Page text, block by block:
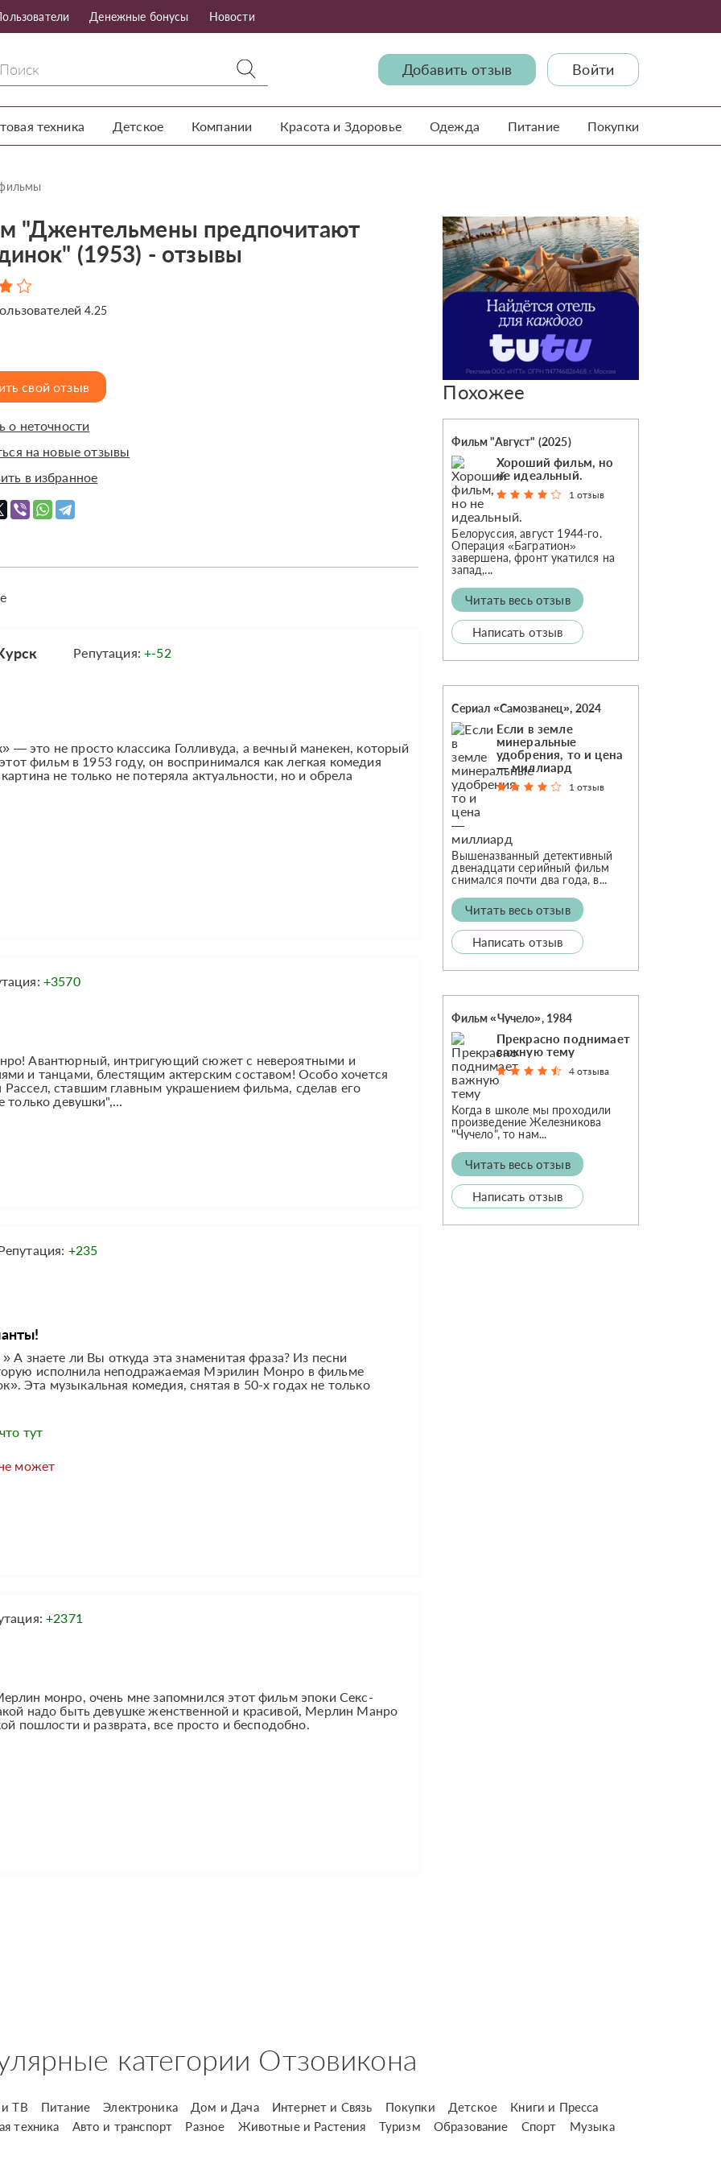
Денежные бонусы Новости
Добавить отзыв Войти
техника Детское Компании Красота и Здоровье Одежда Питание Покупки
"Джентельмены предпочитают
(1953) - отзывы
4.25
свой отзыв
о неточности
на новые отзывы
в избранное
Репутация:+-52
это не просто классика Голливуда, а вечный манекен, который
фильм в 1953 году, он воспринимался как легкая комедия
не только не потеряла актуальности, но и обрела
+3570
Авантюрный, интригующий сюжет с невероятными и
и танцами, блестящим актерским составом! Особо хочется
ставшим главным украшением фильма, сделав его
только девушки",...
+235
знаете ли Вы откуда эта знаменитая фраза? Из песни
исполнила неподражаемая Мэрилин Монро в фильме
Эта музыкальная комедия, снятая в 50-х годах не только
тут
может
+2371
монро, очень мне запомнился этот фильм эпоки Секс-
надо быть девушке женственной и красивой, Мерлин Манро
пошлости и разврата, все просто и бесподобно.
Похожее
Фильм "Август" (2025)
Хороший фильм, но
не идеальный.
1 отзыв
Белоруссия, август 1944-го.
Операция «Багратион»
завершена, фронт укатился на
запад,...
Читать весь отзыв
Написать отзыв
Сериал «Самозванец», 2024
Если в земле
минеральные
удобрения, то и цена
— миллиард
1 отзыв
Вышеназванный детективный
двенадцати серийный фильм
снимался почти два года, в...
Читать весь отзыв
Написать отзыв
Фильм «Чучело», 1984
Прекрасно поднимает
важную тему
4 отзыва
Когда в школе мы проходили
произведение Железникова
"Чучело", то нам...
Читать весь отзыв
Написать отзыв
категории Отзовикона
ТВ Питание Электроника Дом и Дача Интернет и Связь Покупки Детское
Книги и Пресса
техника Авто и транспорт Разное Животные и Растения Туризм Образование Спорт Музыка